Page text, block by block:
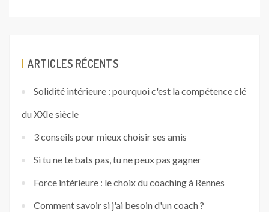
ARTICLES RÉCENTS
Solidité intérieure : pourquoi c'est la compétence clé
du XXIe siècle
3 conseils pour mieux choisir ses amis
Si tu ne te bats pas, tu ne peux pas gagner
Force intérieure : le choix du coaching à Rennes
Comment savoir si j'ai besoin d'un coach ?